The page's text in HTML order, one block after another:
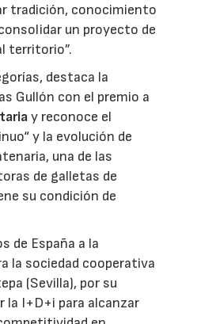
tradición, conocimiento
un proyecto de
territorio”.
destaca la
Gullón con el premio a
y reconoce el
y la evolución de
una de las
de galletas de
su condición de
de España a la
la sociedad cooperativa
(Sevilla), por su
la I+D+i para alcanzar